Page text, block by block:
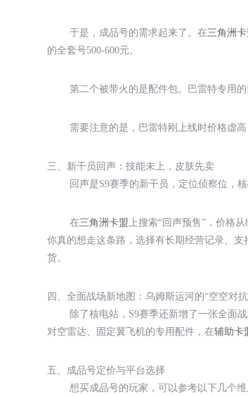
于是，成品号的需求起来了。在三角洲
的全套号500-600元。
第二个被带火的是配件包。巴雷特专用
需要注意的是，巴雷特刚上线时价格虚
三、新干员回声：技能未上，皮肤先卖
回声是S9赛季的新干员，定位侦察位，
在三角洲卡盟上搜索“回声预售”，价格
你真的想走这条路，选择有长期经营记录、
货。
四、全面战场新地图：乌姆斯运河的“空空对
除了核电站，S9赛季还新增了一张全面
对空雷达、固定翼飞机的专用配件，在辅助卡
五、成品号定价与平台选择
想买成品号的玩家，可以参考以下几个